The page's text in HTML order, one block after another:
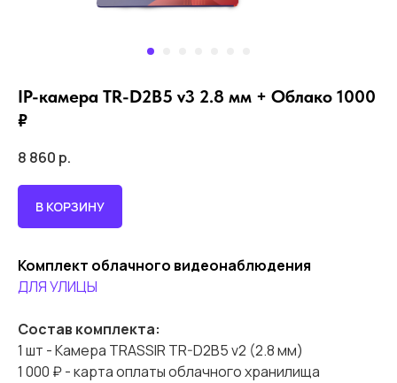
IP-камера TR-D2B5 v3 2.8 мм + Облако 1000
₽
8 860 р.
В КОРЗИНУ
Комплект облачного видеонаблюдения
ДЛЯ УЛИЦЫ
Состав комплекта:
1 шт - Камера TRASSIR TR-D2B5 v2 (2.8 мм)
1 000 ₽ - карта оплаты облачного хранилища